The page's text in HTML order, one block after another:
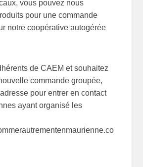
vous pouvez nous
pour une commande
notre coopérative autogérée
de CAEM et souhaitez
commande groupée,
pour entrer en contact
ayant organisé les